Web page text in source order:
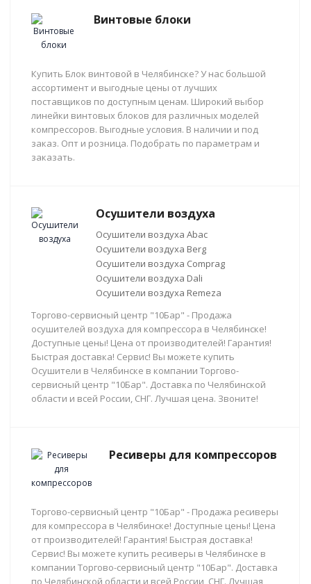
Винтовые блоки
Купить Блок винтовой в Челябинске? У нас большой
ассортимент и выгодные цены от лучших
поставщиков по доступным ценам. Широкий выбор
линейки винтовых блоков для различных моделей
компрессоров. Выгодные условия. В наличии и под
заказ. Опт и розница. Подобрать по параметрам и
заказать.
Осушители воздуха
Осушители воздуха Abac
Осушители воздуха Berg
Осушители воздуха Comprag
Осушители воздуха Dali
Осушители воздуха Remeza
Торгово-сервисный центр "10Бар" - Продажа
осушителей воздуха для компрессора в Челябинске!
Доступные цены! Цена от производителей! Гарантия!
Быстрая доставка! Сервис! Вы можете купить
Осушители в Челябинске в компании Торгово-
сервисный центр "10Бар". Доставка по Челябинской
области и всей России, СНГ. Лучшая цена. Звоните!
Ресиверы для компрессоров
Торгово-сервисный центр "10Бар" - Продажа ресиверы
для компрессора в Челябинске! Доступные цены! Цена
от производителей! Гарантия! Быстрая доставка!
Сервис! Вы можете купить ресиверы в Челябинске в
компании Торгово-сервисный центр "10Бар". Доставка
по Челябинской области и всей России, СНГ. Лучшая